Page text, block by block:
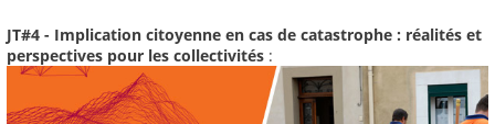
JT#4 - Implication citoyenne en cas de catastrophe : réalités et
perspectives pour les collectivités :